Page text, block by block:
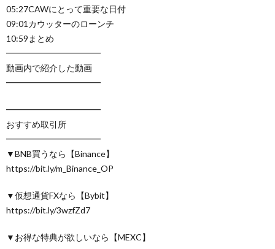
05:27CAWにとって重要な日付
09:01カウッターのローンチ
10:59まとめ
━━━━━━━━━━━
動画内で紹介した動画
━━━━━━━━━━━
━━━━━━━━━━━
おすすめ取引所
━━━━━━━━━━━
▼BNB買うなら【Binance】
https://bit.ly/m_Binance_OP
▼仮想通貨FXなら【Bybit】
https://bit.ly/3wzfZd7
▼お得な特典が欲しいなら【MEXC】